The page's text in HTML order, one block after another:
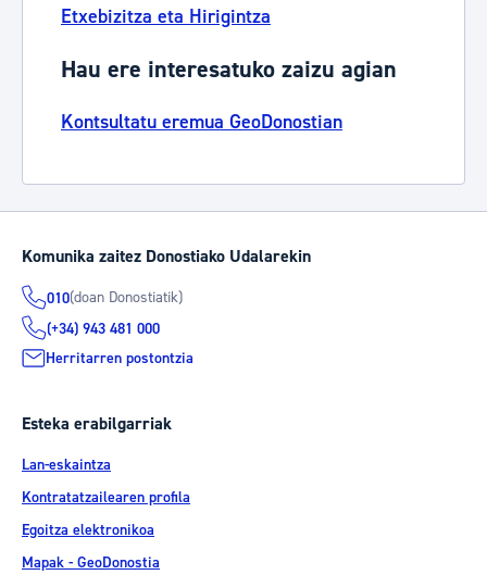
Etxebizitza eta Hirigintza
Hau ere interesatuko zaizu agian
Kontsultatu eremua GeoDonostian
Komunika zaitez Donostiako Udalarekin
010(doan Donostiatik)
(+34) 943 481 000
Herritarren postontzia
Esteka erabilgarriak
Lan-eskaintza
Kontratatzailearen profila
Egoitza elektronikoa
Mapak - GeoDonostia